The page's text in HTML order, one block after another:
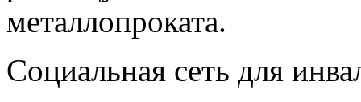
металлопроката.
Социальная сеть для